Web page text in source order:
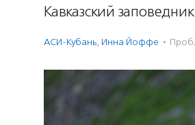
Кавказский
АСИ-Кубань, Инна Йоффе ·